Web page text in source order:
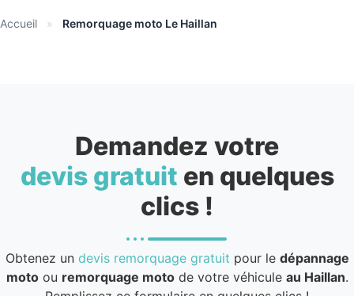
Accueil » Remorquage moto Le Haillan
Demandez votre
devis gratuit en quelques
clics !
Obtenez un devis remorquage gratuit pour le dépannage
motoou remorquage motode votre véhicule au Haillan.